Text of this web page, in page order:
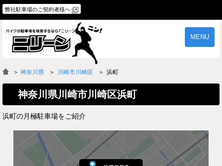
弊社駐車場のご契約者様へ
MENU
物件一覧
よくあるご質問
＞ 神奈川県 川崎市川崎区 浜町
神奈川県川崎市川崎区浜町
浜町の月極駐車場をご紹介